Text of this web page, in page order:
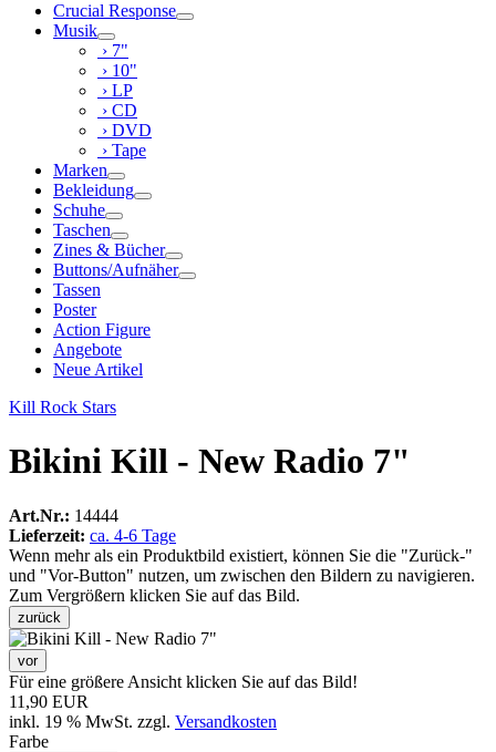
Crucial Response
Musik
› 7"
› 10"
› LP
› CD
› DVD
› Tape
Marken
Bekleidung
Schuhe
Taschen
Zines & Bücher
Buttons/Aufnäher
Tassen
Poster
Action Figure
Angebote
Neue Artikel
Kill Rock Stars
Bikini Kill - New Radio 7"
Art.Nr.: 14444
Lieferzeit: ca. 4-6 Tage
Wenn mehr als ein Produktbild existiert, können Sie die "Zurück-"
und "Vor-Button" nutzen, um zwischen den Bildern zu navigieren.
Zum Vergrößern klicken Sie auf das Bild.
zurück
vor
Für eine größere Ansicht klicken Sie auf das Bild!
11,90 EUR
inkl. 19 % MwSt. zzgl. Versandkosten
Farbe